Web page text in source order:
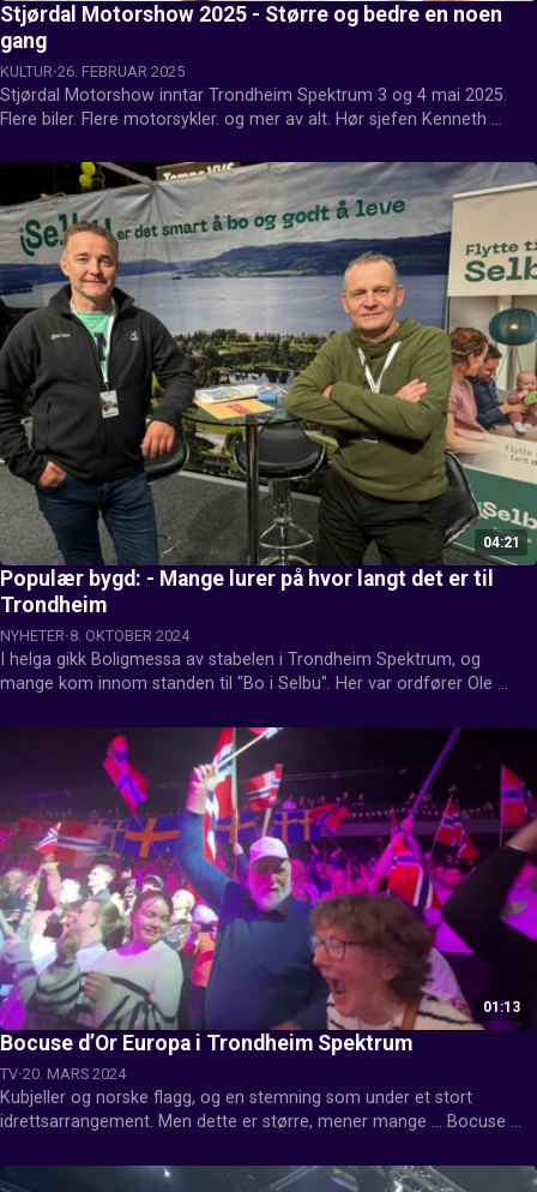
Stjørdal Motorshow 2025 - Større og bedre en noen
gang
KULTUR 26. FEBRUAR 2025
Stjørdal Motorshow inntar Trondheim Spektrum 3 og 4 mai 2025.
Flere biler. Flere motorsykler. og mer av alt. Hør sjefen Kenneth
04:21
Populær bygd: - Mange lurer på hvor langt det er til
Trondheim
NYHETER 8. OKTOBER 2024
I helga gikk Boligmessa av stabelen i Trondheim Spektrum, og
mange kom innom standen til "Bo i Selbu". Her var ordfører Ole
Trondheim - hør hvilket svar de fikk her.
01:13
Bocuse d’Or Europa i Trondheim Spektrum
TV 20. MARS 2024
Kubjeller og norske flagg, og en stemning som under et stort
idrettsarrangement. Men dette er større, mener mange ... Bocuse
er spenningen stor.